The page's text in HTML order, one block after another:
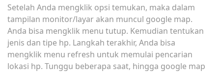
Setelah Anda mengklik opsi temukan, maka dalam
tampilan monitor/layar akan muncul google map.
Anda bisa mengklik menu tutup. Kemudian tentukan
jenis dan tipe hp. Langkah terakhir, Anda bisa
mengklik menu refresh untuk memulai pencarian
lokasi hp. Tunggu beberapa saat, hingga google map